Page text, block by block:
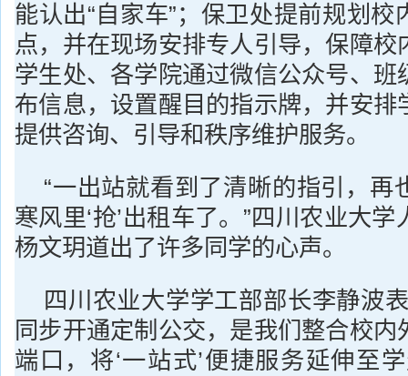
能认出“自家车”；保卫处提前规划校
点，并在现场安排专人引导，保障校
学生处、各学院通过微信公众号、班
布信息，设置醒目的指示牌，并安排
提供咨询、引导和秩序维护服务。
“一出站就看到了清晰的指引，再
寒风里‘抢’出租车了。”四川农业大
杨文玥道出了许多同学的心声。
四川农业大学学工部部长李静波
同步开通定制公交，是我们整合校内
端口，将‘一站式’便捷服务延伸至